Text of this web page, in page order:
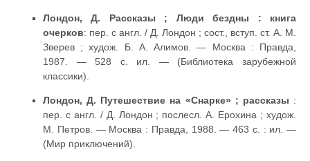
Лондон, Д. Рассказы ; Люди бездны : книга
очерков: пер. с англ. / Д. Лондон ; сост., вступ. ст. А. М.
Зверев ; худож. Б. А. Алимов. — Москва : Правда,
1987. — 528 с. ил. — (Библиотека зарубежной
классики).
Лондон, Д. Путешествие на «Снарке» ; рассказы :
пер. с англ. / Д. Лондон ; послесл. А. Ерохина ; худож.
М. Петров. — Москва : Правда, 1988. — 463 с. : ил. —
(Мир приключений).